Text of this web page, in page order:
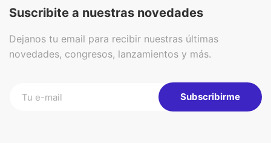
Suscribite a nuestras novedades
Dejanos tu email para recibir nuestras últimas
novedades, congresos, lanzamientos y más.
Subscribirme